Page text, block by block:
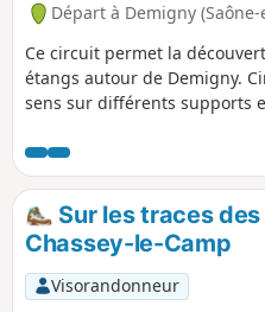
Départ à Demigny
Ce circuit permet la
étangs autour de Demigny.
sens sur différents supports
rase campagne. Observation
Sur les traces
Chassey-le-Camp
Visorandonneur